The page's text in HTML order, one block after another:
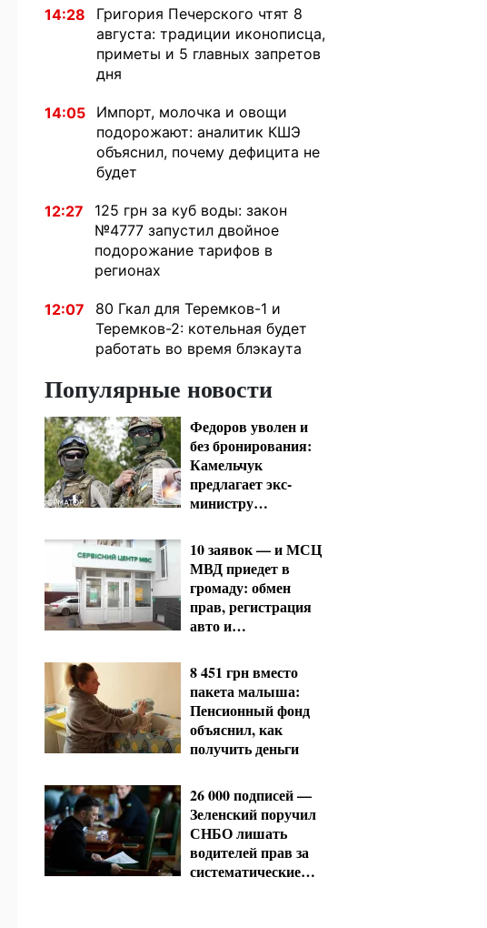
14:28
Григория Печерского чтят 8
августа: традиции иконописца,
приметы и 5 главных запретов
дня
14:05
Импорт, молочка и овощи
подорожают: аналитик КШЭ
объяснил, почему дефицита не
будет
12:27
125 грн за куб воды: закон
№4777 запустил двойное
подорожание тарифов в
регионах
12:07
80 Гкал для Теремков-1 и
Теремков-2: котельная будет
работать во время блэкаута
Популярные новости
Федоров уволен и
без бронирования:
Камельчук
предлагает экс-
министру
общих условиях
10 заявок — и МСЦ
МВД приедет в
громаду: обмен
прав, регистрация
авто и
удостоверение
8 451 грн вместо
пакета малыша:
Пенсионный фонд
объяснил, как
получить деньги
26 000 подписей —
Зеленский поручил
СНБО лишать
водителей прав за
систематические